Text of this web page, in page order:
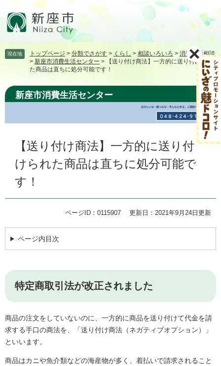
頭飛
て
現在地 トップページ > 分類でさがす > くらし > 相談いろいろ > 消費生活相談
> 新座市消費生活センター >
【送り付け商法】一方的に送り付けられ
た商品は直ちに処分可能です！
新座市消費生活センター
【送り付け商法】一方的に送り付
けられた商品は直ちに処分可能で
す！
ページID：0115907 更新日：2021年9月24日更新
ページ内目次
特定商取引法が改正されました
商品の注文をしていないのに、一方的に商品を送り付けて代金を請
求する手口の商法を、「送り付け商法（ネガティブオプション）」
といいます。
商品はカニや魚介類などの海産物が多く、着払いで請求されること